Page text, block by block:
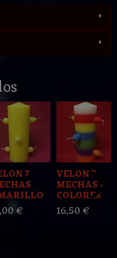
7
€
VELON 7
MECHAS 7
COLORES
16,50 €